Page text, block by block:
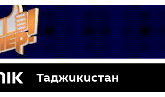
Таджикистан